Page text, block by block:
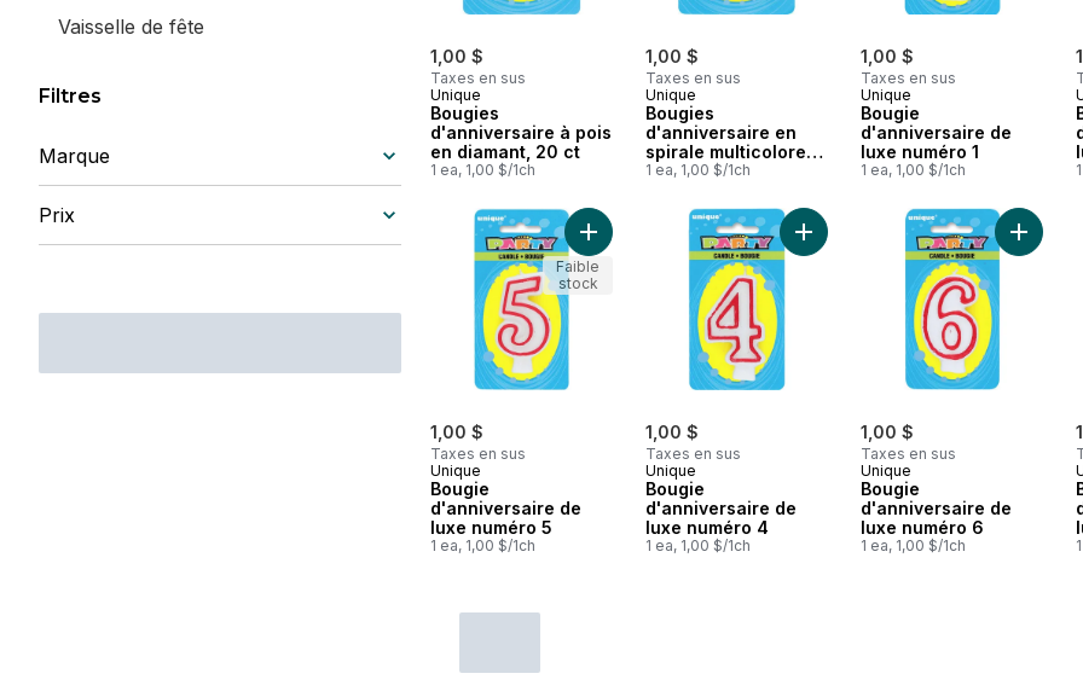
Vaisselle de fête
Piñatas
Filtres
Marque
Prix
1,00 $
Taxes en sus
Unique
Bougies
d'anniversaire à pois
en diamant, 20 ct
1 ea, 1,00 $/1ch
1,00 $
Taxes en sus
Unique
Bougies
d'anniversaire en
spirale multicolores,
24 carats
1 ea, 1,00 $/1ch
1,00 $
Taxes en sus
Unique
Bougie
d'anniversaire de
luxe numéro 1
1 ea, 1,00 $/1ch
1,00 $
Taxes en sus
Unique
Bougie
d'anniversaire de
luxe numéro 5
1 ea, 1,00 $/1ch
Ajouter Bougie d'anniversaire de luxe numéro 5 au panier
Faible
stock
1,00 $
Taxes en sus
Unique
Bougie
d'anniversaire de
luxe numéro 4
1 ea, 1,00 $/1ch
Ajouter Bougie d'anniversaire de
1,00 $
Taxes en sus
Unique
Bougie
d'anniversaire de
luxe numéro 6
1 ea, 1,00 $/1ch
Ajouter